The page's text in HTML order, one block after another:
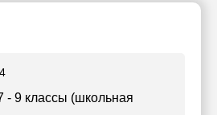
- 9 классы (школьная